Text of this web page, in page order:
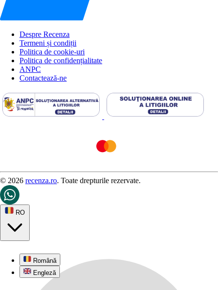
Despre Recenza
Termeni și condiții
Politica de cookie-uri
Politica de confidențialitate
ANPC
Contactează-ne
© 2026 recenza.ro. Toate drepturile rezervate.
RO
Română
Engleză